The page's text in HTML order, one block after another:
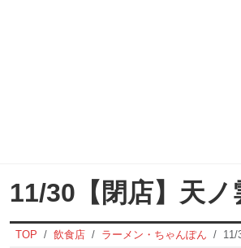
11/30【閉店】天ノ
TOP 飲食店 ラーメン・ちゃんぽん 11/